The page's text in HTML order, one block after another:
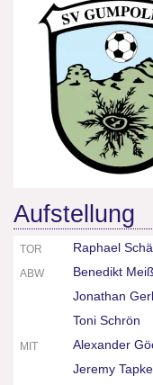
Aufstellung
TOR Raphael
ABW
Benedikt
Jonathan
Toni Schrön
MIT
Alexander
Jeremy